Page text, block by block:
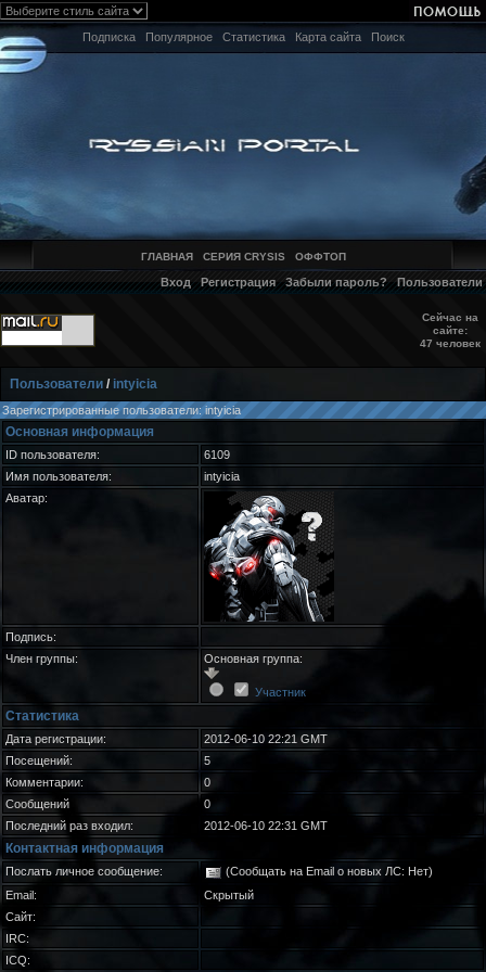
Подписка Популярное Статистика Карта сайта Поиск
ГЛАВНАЯ СЕРИЯ CRYSIS ОФФТОП
Вход Регистрация Забыли пароль? Пользователи
Сейчас на
сайте:
47 человек
Пользователи / intyicia
Зарегистрированные пользователи: intyicia
Основная информация
ID пользователя:
6109
Имя пользователя:
intyicia
Аватар:
Подпись:
Член группы:
Основная группа:
Участник
Статистика
Дата регистрации:
2012-06-10 22:21 GMT
Посещений:
5
Комментарии:
0
Сообщений
0
Последний раз входил:
2012-06-10 22:31 GMT
Контактная информация
Послать личное сообщение:
(Сообщать на Email о новых ЛС: Нет)
Email:
Скрытый
Сайт:
IRC:
ICQ: